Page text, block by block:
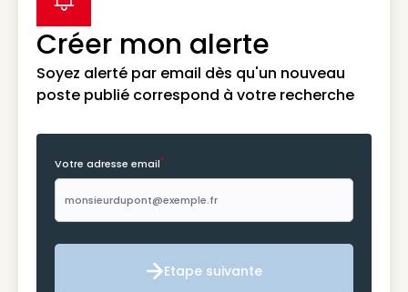
Créer mon alerte
Soyez alerté par email dès qu'un nouveau
poste publié correspond à votre recherche
label icon
Votre adresse email*
Etape suivante
Etape suivante